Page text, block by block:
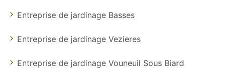
Entreprise de jardinage Basses
Entreprise de jardinage Vezieres
Entreprise de jardinage Vouneuil Sous Biard